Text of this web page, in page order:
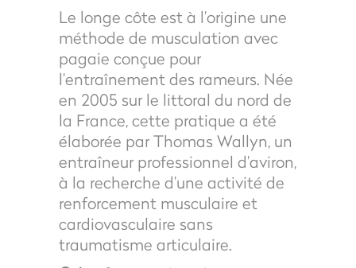
Le longe côte est à l’origine une
méthode de musculation avec
pagaie conçue pour
l’entraînement des rameurs. Née
en 2005 sur le littoral du nord de
la France, cette pratique a été
élaborée par Thomas Wallyn, un
entraîneur professionnel d’aviron,
à la recherche d’une activité de
renforcement musculaire et
cardiovasculaire sans
traumatisme articulaire.